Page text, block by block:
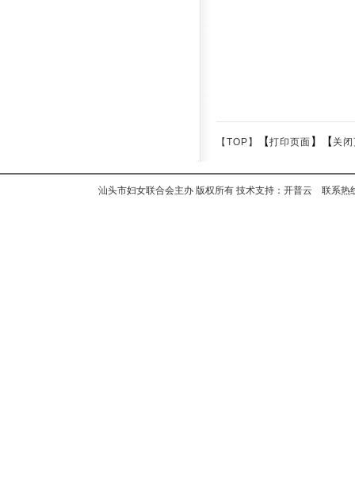
【TOP】 【打印页面 】【 关
汕头市妇女联合会主办 版权所有 技术支持：开普云 联系